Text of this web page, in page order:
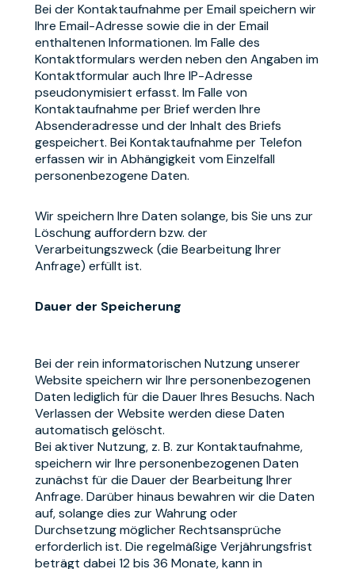
Bei der Kontaktaufnahme per Email speichern wir
Ihre Email-Adresse sowie die in der Email
enthaltenen Informationen. Im Falle des
Kontaktformulars werden neben den Angaben im
Kontaktformular auch Ihre IP-Adresse
pseudonymisiert erfasst. Im Falle von
Kontaktaufnahme per Brief werden Ihre
Absenderadresse und der Inhalt des Briefs
gespeichert. Bei Kontaktaufnahme per Telefon
erfassen wir in Abhängigkeit vom Einzelfall
personenbezogene Daten.
Wir speichern Ihre Daten solange, bis Sie uns zur
Löschung auffordern bzw. der
Verarbeitungszweck (die Bearbeitung Ihrer
Anfrage) erfüllt ist.
Dauer der Speicherung
Bei der rein informatorischen Nutzung unserer
Website speichern wir Ihre personenbezogenen
Daten lediglich für die Dauer Ihres Besuchs. Nach
Verlassen der Website werden diese Daten
automatisch gelöscht.
Bei aktiver Nutzung, z. B. zur Kontaktaufnahme,
speichern wir Ihre personenbezogenen Daten
zunächst für die Dauer der Bearbeitung Ihrer
Anfrage. Darüber hinaus bewahren wir die Daten
auf, solange dies zur Wahrung oder
Durchsetzung möglicher Rechtsansprüche
erforderlich ist. Die regelmäßige Verjährungsfrist
beträgt dabei 12 bis 36 Monate, kann in